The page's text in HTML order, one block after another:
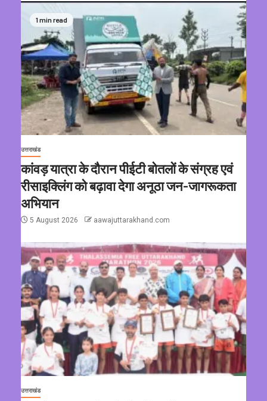
1 min read
उत्तराखंड
कांवड़ यात्रा के दौरान पीईटी बोतलों के संग्रह एवं
रीसाइक्लिंग को बढ़ावा देगा अनूठा जन-जागरूकता
अभियान
5 August 2026 aawajuttarakhand.com
उत्तराखंड